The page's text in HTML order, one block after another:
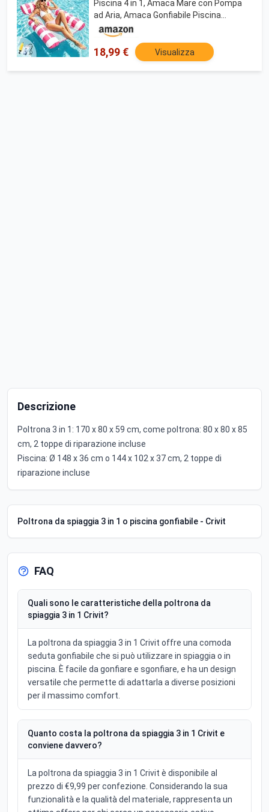
Piscina 4 in 1, Amaca Mare con Pompa
ad Aria, Amaca Gonfiabile Piscina
Poltrona Galleggiante Piscina (Rosso-1)
18,99 € Visualizza
Descrizione
Poltrona 3 in 1: 170 x 80 x 59 cm, come poltrona: 80 x 80 x 85
cm, 2 toppe di riparazione incluse
Piscina: Ø 148 x 36 cm o 144 x 102 x 37 cm, 2 toppe di
riparazione incluse
Poltrona da spiaggia 3 in 1 o piscina gonfiabile - Crivit
FAQ
Quali sono le caratteristiche della poltrona da
spiaggia 3 in 1 Crivit?
La poltrona da spiaggia 3 in 1 Crivit offre una comoda
seduta gonfiabile che si può utilizzare in spiaggia o in
piscina. È facile da gonfiare e sgonfiare, e ha un design
versatile che permette di adattarla a diverse posizioni
per il massimo comfort.
Quanto costa la poltrona da spiaggia 3 in 1 Crivit e
conviene davvero?
La poltrona da spiaggia 3 in 1 Crivit è disponibile al
prezzo di €9,99 per confezione. Considerando la sua
funzionalità e la qualità del materiale, rappresenta un